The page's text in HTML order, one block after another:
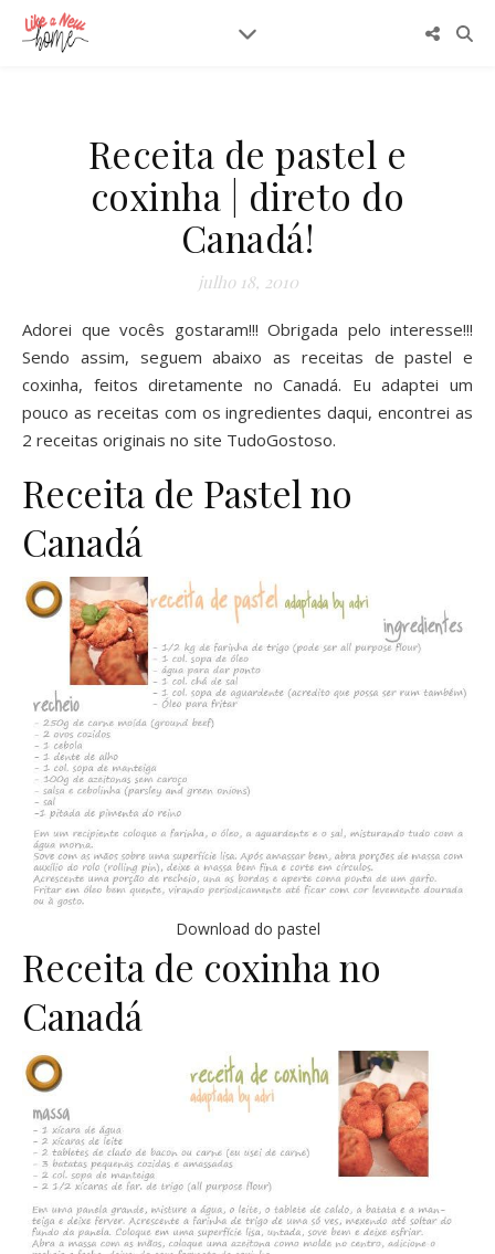
Receita de pastel e
coxinha | direto do
Canadá!
julho 18, 2010
Adorei que vocês gostaram!!! Obrigada pelo interesse!!!
Sendo assim, seguem abaixo as receitas de pastel e
coxinha, feitos diretamente no Canadá. Eu adaptei um
pouco as receitas com os ingredientes daqui, encontrei as
2 receitas originais no site TudoGostoso.
Receita de Pastel no
Canadá
Download do pastel
Receita de coxinha no
Canadá